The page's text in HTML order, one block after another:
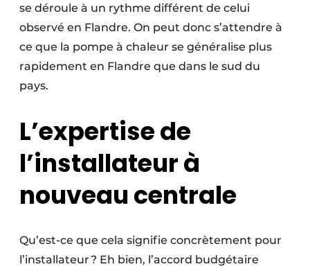
se déroule à un rythme différent de celui
observé en Flandre. On peut donc s’attendre à
ce que la pompe à chaleur se généralise plus
rapidement en Flandre que dans le sud du
pays.
L’expertise de
l’installateur à
nouveau centrale
Qu’est-ce que cela signifie concrètement pour
l’installateur ? Eh bien, l’accord budgétaire